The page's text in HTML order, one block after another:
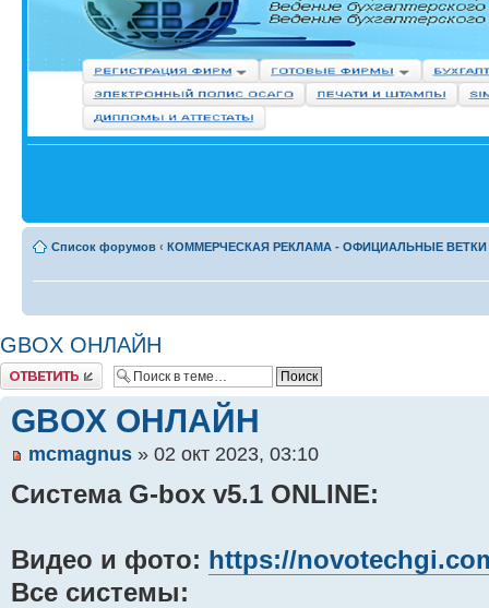
Список форумов ‹ КОММЕРЧЕСКАЯ РЕКЛАМА - ОФИЦИАЛЬНЫЕ
GBOX ОНЛАЙН
Комментировать
GBOX ОНЛАЙН
mcmagnus » 02 окт 2023, 03:10
Система G-box v5.1 ONLINE:
Видео и фото: https://
Все системы: